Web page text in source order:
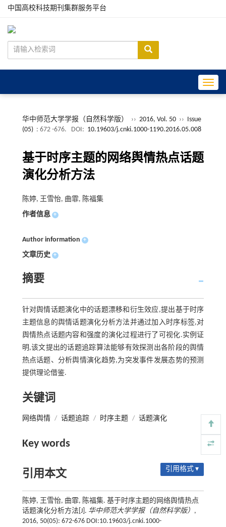
中国高校科技期刊集群服务平台
华中师范大学学报（自然科学版） ›› 2016, Vol. 50 ›› Issue
(05) : 672 -676. DOI: 10.19603/j.cnki.1000-1190.2016.05.008
基于时序主题的网络舆情热点话题
演化分析方法
陈婷, 王雪怡, 曲霏, 陈福集
作者信息 +
Author information +
文章历史 +
摘要
针对舆情话题演化中的话题漂移和衍生效应,提出基于时序
主题信息的舆情话题演化分析方法并通过加入时序标签,对
舆情热点话题内容和强度的演化过程进行了可视化.实例证
明,该文提出的话题追踪算法能够有效探测出各阶段的舆情
热点话题、分析舆情演化趋势,为突发事件发展态势的预测
提供理论借鉴.
关键词
网络舆情 / 话题追踪 / 时序主题 / 话题演化
Key words
引用本文 引用格式 ▾
陈婷, 王雪怡, 曲霏, 陈福集. 基于时序主题的网络舆情热点
话题演化分析方法[J]. 华中师范大学学报（自然科学版） ,
2016, 50(05): 672-676 DOI:10.19603/j.cnki.1000-